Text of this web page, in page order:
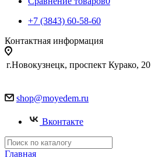
+7 (3843) 60-58-60
Контактная информация
г.Новокузнецк, проспект Курако, 20
shop@moyedem.ru
Вконтакте
Главная